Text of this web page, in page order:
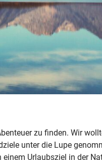
& Yukon
zu finden. Wir
unter die Lupe
Urlaubsziel in der